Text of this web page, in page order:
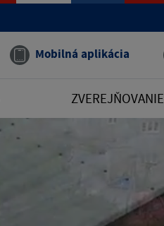
Mobilná aplikácia
ZVEREJŇOVANIE